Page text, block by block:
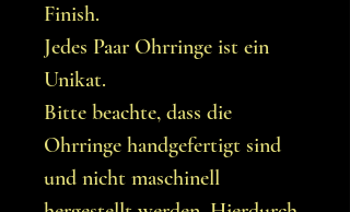
Finish.
Jedes Paar Ohrringe ist ein
Unikat.
Bitte beachte, dass die
Ohrringe handgefertigt sind
und nicht maschinell